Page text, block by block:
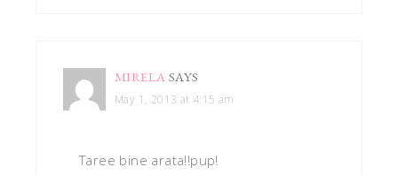
MIRELA SAYS
May 1, 2013 at 4:15 am
Taree bine arata!!pup!